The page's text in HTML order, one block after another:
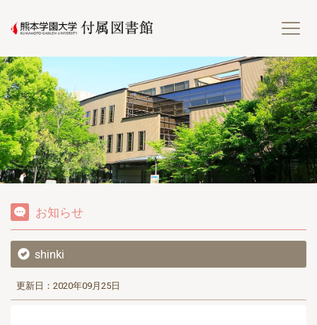
熊
お知らせ
shinki
更新日：2020年09月25日